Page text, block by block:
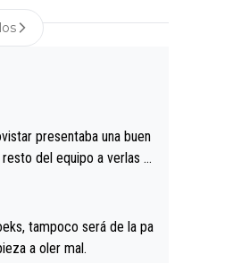
presentaba una buen
del equipo a verlas v
de Enric Más en San S
la mejoría, podríamos t
tampoco será de la pa
a oler mal.